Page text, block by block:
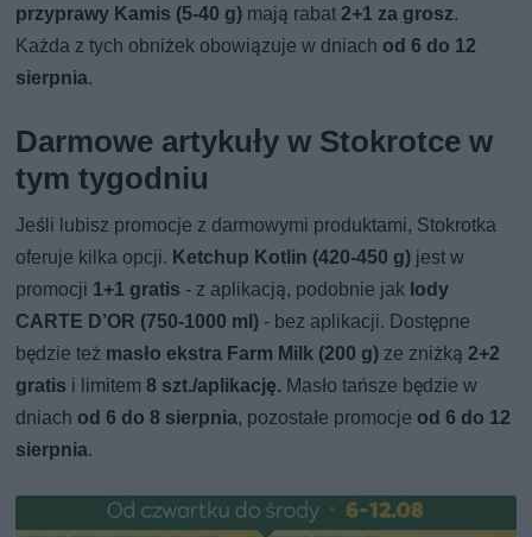
przyprawy Kamis (5-40 g) mają rabat2+1 za grosz.
Każda z tych obniżek obowiązuje w dniach od 6 do 12
sierpnia.
Darmowe artykuły w Stokrotce w
tym tygodniu
Jeśli lubisz promocje z darmowymi produktami, Stokrotka
oferuje kilka opcji. Ketchup Kotlin (420-450 g) jest w
promocji 1+1 gratis - z aplikacją, podobnie jak lody
CARTE D’OR (750-1000 ml) - bez aplikacji. Dostępne
będzie też masło ekstra Farm Milk (200 g) ze zniżką2+2
gratis i limitem8 szt./aplikację. Masło tańsze będzie w
dniach od 6 do 8 sierpnia, pozostałe promocje od 6 do 12
sierpnia.